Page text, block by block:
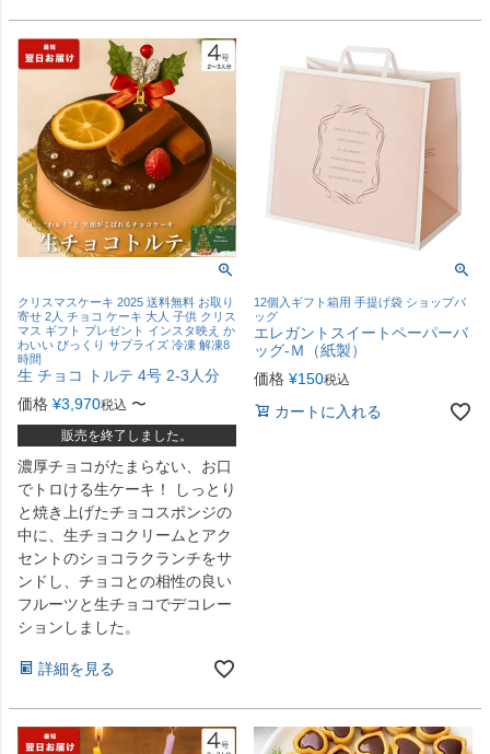
クリスマスケーキ 2025 送料無料 お取り
寄せ 2人 チョコ ケーキ 大人 子供 クリス
マス ギフト プレゼント インスタ映え か
わいい びっくり サプライズ 冷凍 解凍8
時間
生 チョコ トルテ 4号 2-3人分
価格 ¥3,970税込 〜
販売を終了しました。
濃厚チョコがたまらない、お口
でトロける生ケーキ！ しっとり
と焼き上げたチョコスポンジの
中に、生チョコクリームとアク
セントのショコラクランチをサ
ンドし、チョコとの相性の良い
フルーツと生チョコでデコレー
ションしました。
詳細を見る
12個入ギフト箱用 手提げ袋 ショップバ
ッグ
エレガントスイートペーパーバ
ッグ-Ｍ（紙製）
価格 ¥150税込
カートに入れる